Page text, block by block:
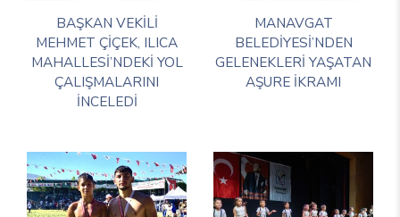
BAŞKAN VEKİLİ
MEHMET ÇİÇEK, ILICA
MAHALLESİ’NDEKİ YOL
ÇALIŞMALARINI
İNCELEDİ
MANAVGAT
BELEDİYESİ’NDEN
GELENEKLERİ YAŞATAN
AŞURE İKRAMI